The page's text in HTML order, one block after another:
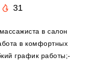
31
в салон
в комфортных
график работы;-